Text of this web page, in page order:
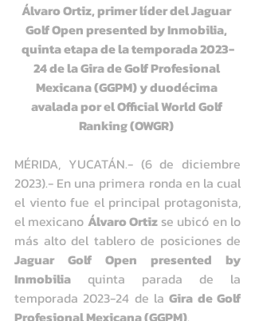
Álvaro Ortiz, primer líder del Jaguar
Golf Open presented by Inmobilia,
quinta etapa de la temporada 2023-
24 de la Gira de Golf Profesional
Mexicana (GGPM) y duodécima
avalada por el Official World Golf
Ranking (OWGR)
MÉRIDA, YUCATÁN.- (6 de diciembre
2023).- En una primera ronda en la cual
el viento fue el principal protagonista,
el mexicano Álvaro Ortiz se ubicó en lo
Jaguar Golf Open presented by
Inmobilia quinta parada de la
temporada 2023-24 de la Gira de Golf